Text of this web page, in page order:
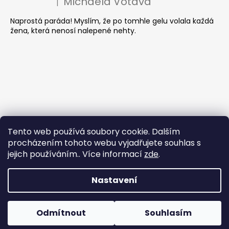
Tento web používá soubory cookie. Dalším
procházením tohoto webu vyjadřujete souhlas s
jejich používáním.. Více informací zde.
Nastavení
Odmítnout Souhlasím
Hodnocení produktu je 5 z 5 hvězdiček.
Naprostá paráda! Myslím, že po tomhle gelu volala každá
žena, která nenosí nalepené nehty.
Copyright 2026Nehtomania . Všechna práva vyhrazena.